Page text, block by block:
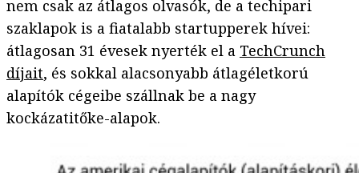
nem csak az átlagos olvasók, de a techipari
szaklapok is a fiatalabb startupperek hívei:
átlagosan 31 évesek nyerték el a TechCrunch
díjait, és sokkal alacsonyabb átlagéletkorú
alapítók cégeibe szállnak be a nagy
kockázatitőke-alapok.